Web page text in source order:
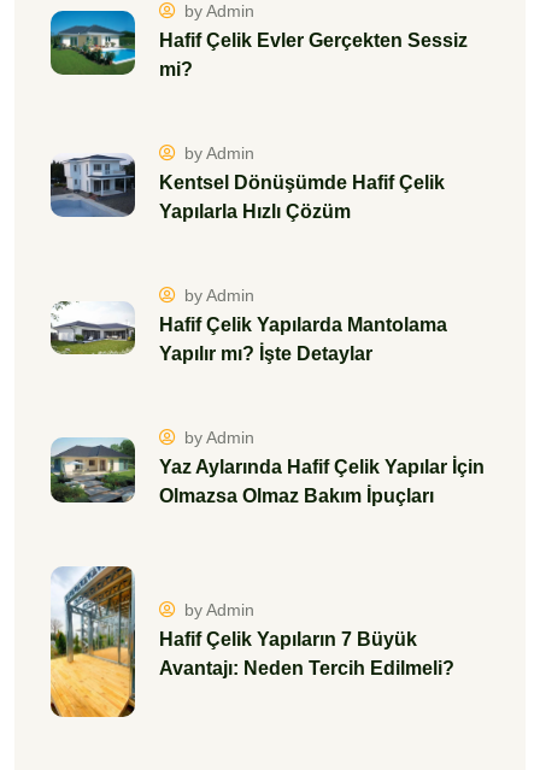
by Admin
Hafif Çelik Evler Gerçekten Sessiz
mi?
by Admin
Kentsel Dönüşümde Hafif Çelik
Yapılarla Hızlı Çözüm
by Admin
Hafif Çelik Yapılarda Mantolama
Yapılır mı? İşte Detaylar
by Admin
Yaz Aylarında Hafif Çelik Yapılar İçin
Olmazsa Olmaz Bakım İpuçları
by Admin
Hafif Çelik Yapıların 7 Büyük
Avantajı: Neden Tercih Edilmeli?